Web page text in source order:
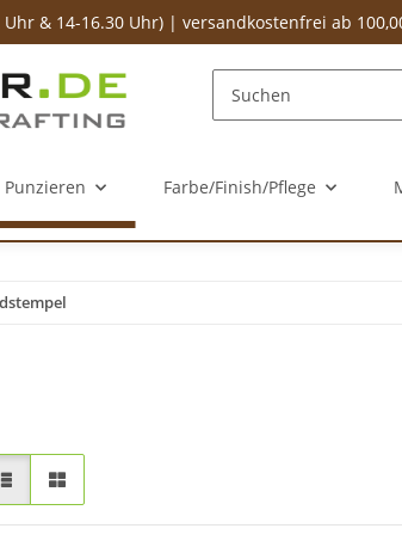
Uhr & 14-16.30 Uhr) | versandkostenfrei ab
Punzieren Farbe/Finish/Pflege